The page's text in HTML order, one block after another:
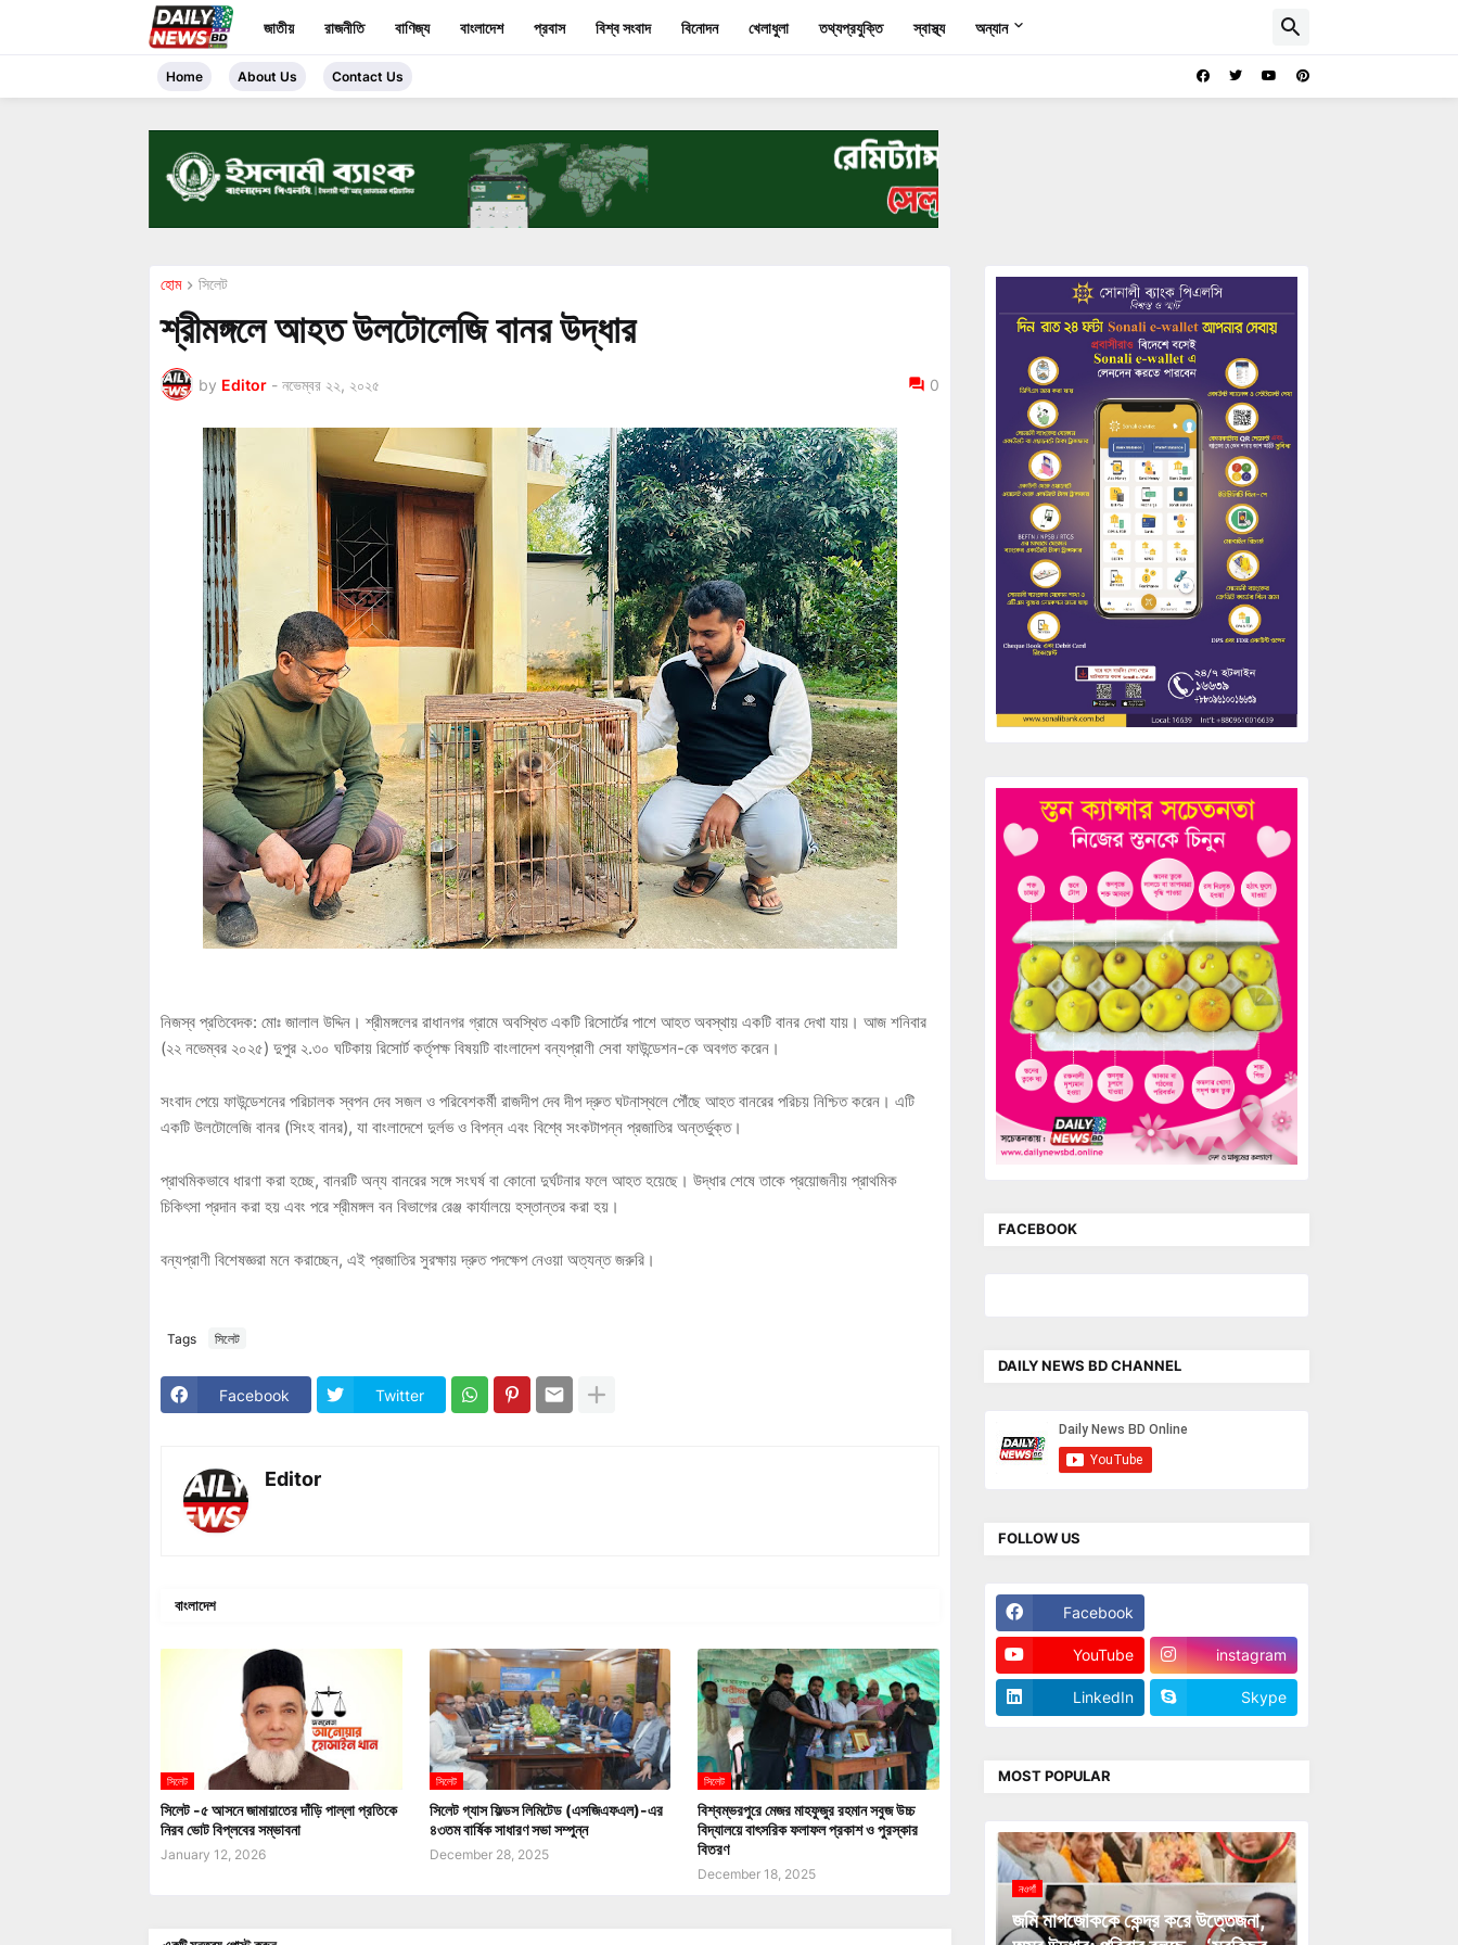
জাতীয় রাজনীতি বাণিজ্য বাংলাদেশ প্রবাস বিশ্ব সংবাদ বিনোদন খেলাধুলা তথ্যপ্রযুক্তি স্বাস্থ্য অন্যান
Home About Us Contact Us
হোম সিলেট
শ্রীমঙ্গলে আহত উলটোলেজি বানর উদ্ধার
by Editor - নভেম্বর ২২, ২০২৫ 0
নিজস্ব প্রতিবেদক: মোঃ জালাল উদ্দিন। শ্রীমঙ্গলের রাধানগর গ্রামে অবস্থিত একটি রিসোর্টের পাশে আহত অবস্থায় একটি বানর দেখা যায়। আজ শনিবার
(২২ নভেম্বর ২০২৫) দুপুর ২.৩০ ঘটিকায় রিসোর্ট কর্তৃপক্ষ বিষয়টি বাংলাদেশ বন্যপ্রাণী সেবা ফাউন্ডেশন-কে অবগত করেন।
সংবাদ পেয়ে ফাউন্ডেশনের পরিচালক স্বপন দেব সজল ও পরিবেশকর্মী রাজদীপ দেব দীপ দ্রুত ঘটনাস্থলে পৌঁছে আহত বানরের পরিচয় নিশ্চিত করেন। এটি
একটি উলটোলেজি বানর (সিংহ বানর), যা বাংলাদেশে দুর্লভ ও বিপন্ন এবং বিশ্বে সংকটাপন্ন প্রজাতির অন্তর্ভুক্ত।
প্রাথমিকভাবে ধারণা করা হচ্ছে, বানরটি অন্য বানরের সঙ্গে সংঘর্ষ বা কোনো দুর্ঘটনার ফলে আহত হয়েছে। উদ্ধার শেষে তাকে প্রয়োজনীয় প্রাথমিক
চিকিৎসা প্রদান করা হয় এবং পরে শ্রীমঙ্গল বন বিভাগের রেঞ্জ কার্যালয়ে হস্তান্তর করা হয়।
বন্যপ্রাণী বিশেষজ্ঞরা মনে করাচ্ছেন, এই প্রজাতির সুরক্ষায় দ্রুত পদক্ষেপ নেওয়া অত্যন্ত জরুরি।
Tags সিলেট
Facebook Twitter
Editor
বাংলাদেশ
সিলেট
সিলেট -৫ আসনে জামায়াতের দাঁড়ি পাল্লা প্রতিকে
নিরব ভোট বিপ্লবের সম্ভাবনা
January 12, 2026
সিলেট
সিলেট গ্যাস ফিল্ডস লিমিটেড (এসজিএফএল)-এর
৪৩তম বার্ষিক সাধারণ সভা সম্পুন্ন
December 28, 2025
সিলেট
বিশ্বম্ভরপুরে মেজর মাহফুজুর রহমান সবুজ উচ্চ
বিদ্যালয়ে বাৎসরিক ফলাফল প্রকাশ ও পুরস্কার
বিতরণ
December 18, 2025
FACEBOOK
DAILY NEWS BD CHANNEL
FOLLOW US
Facebook
YouTube instagram
LinkedIn Skype
MOST POPULAR
নওগাঁ
জমি মাপজোককে কেন্দ্র করে উত্তেজনা,